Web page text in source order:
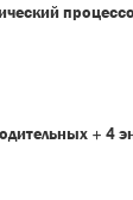
+ 4